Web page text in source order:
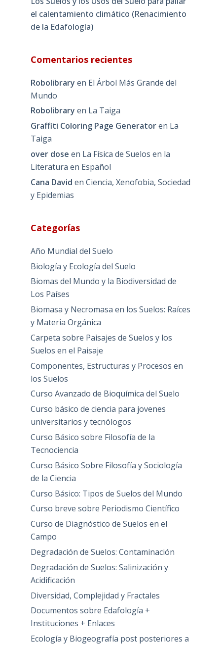
el calentamiento climático (Renacimiento
de la Edafología)
Comentarios recientes
Robolibrary en El Árbol Más Grande del
Mundo
Robolibrary en La Taiga
Graffiti Coloring Page Generatoren La
Taiga
over dose en La Física de Suelos en la
Literatura en Español
Cana David en Ciencia, Xenofobia, Sociedad
y Epidemias
Categorías
Año Mundial del Suelo
Biología y Ecología del Suelo
Biomas del Mundo y la Biodiversidad de
Los Países
Biomasa y Necromasa en los Suelos: Raíces
y Materia Orgánica
Carpeta sobre Paisajes de Suelos y los
Suelos en el Paisaje
Componentes, Estructuras y Procesos en
los Suelos
Curso Avanzado de Bioquímica del Suelo
Curso básico de ciencia para jovenes
universitarios y tecnólogos
Curso Básico sobre Filosofía de la
Tecnociencia
Curso Básico Sobre Filosofía y Sociología
de la Ciencia
Curso Básico: Tipos de Suelos del Mundo
Curso breve sobre Periodismo Científico
Curso de Diagnóstico de Suelos en el
Campo
Degradación de Suelos: Contaminación
Degradación de Suelos: Salinización y
Acidificación
Diversidad, Complejidad y Fractales
Documentos sobre Edafología +
Instituciones + Enlaces
Ecología y Biogeografía post posteriores a